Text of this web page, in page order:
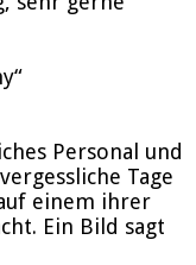
Personal und
Tage
einem ihrer
Ein Bild sagt